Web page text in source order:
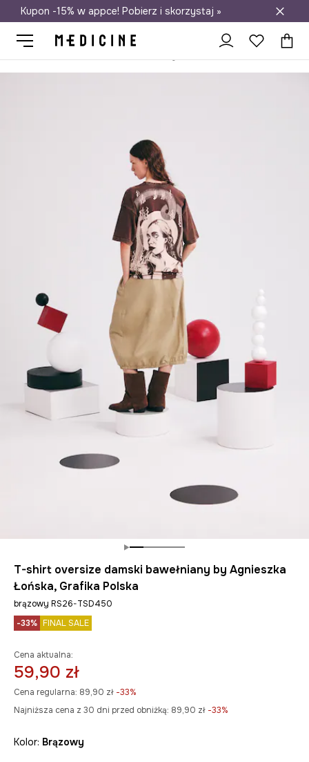
Darmowa dostawa do salonów
Kupon -15% w appce! Pobierz i skorzystaj »
T-shirt oversize damski bawełniany by Agnieszka
Łońska, Grafika Polska
brązowy RS26-TSD450
-33% FINAL SALE
Cena aktualna:
59,90 zł
Cena regularna: 89,90 zł -33%
Najniższa cena z 30 dni przed obniżką: 89,90 zł -33%
Kolor: brązowy